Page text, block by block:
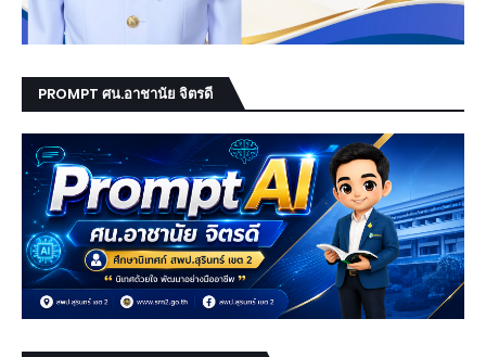
PROMPT ศน.อาชานัย จิตรดี